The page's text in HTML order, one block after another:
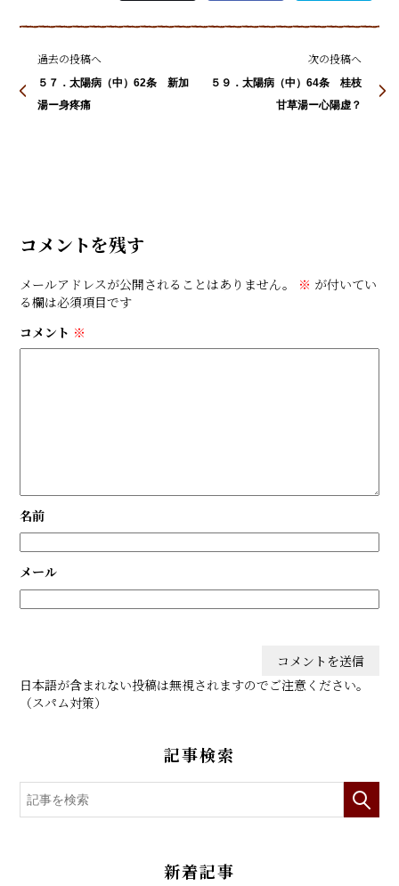
過去の投稿へ
５７．太陽病（中）62条 新加
湯ー身疼痛
次の投稿へ
５９．太陽病（中）64条 桂枝
甘草湯ー心陽虚？
コメントを残す
メールアドレスが公開されることはありません。 ※ が付いてい
る欄は必須項目です
コメント ※
名前
メール
日本語が含まれない投稿は無視されますのでご注意ください。
（スパム対策）
記事検索
新着記事